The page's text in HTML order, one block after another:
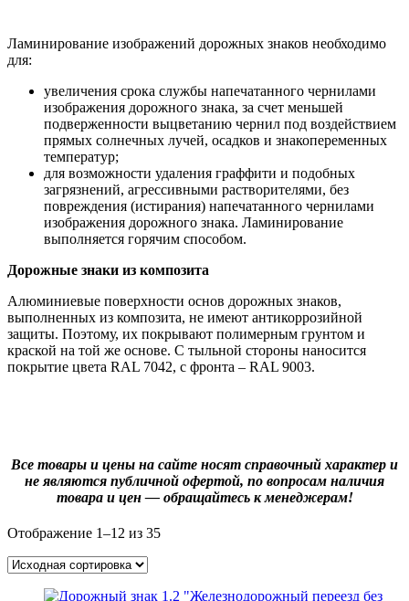
Ламинирование изображений дорожных знаков необходимо
для:
увеличения срока службы напечатанного чернилами
изображения дорожного знака, за счет меньшей
подверженности выцветанию чернил под воздействием
прямых солнечных лучей, осадков и знакопеременных
температур;
для возможности удаления граффити и подобных
загрязнений, агрессивными растворителями, без
повреждения (истирания) напечатанного чернилами
изображения дорожного знака. Ламинирование
выполняется горячим способом.
Дорожные знаки из композита
Алюминиевые поверхности основ дорожных знаков,
выполненных из композита, не имеют антикоррозийной
защиты. Поэтому, их покрывают полимерным грунтом и
краской на той же основе. С тыльной стороны наносится
покрытие цвета RAL 7042, с фронта – RAL 9003.
Все товары и цены на сайте носят справочный характер и
не являются публичной офертой, по вопросам наличия
товара и цен — обращайтесь к менеджерам!
Отображение 1–12 из 35